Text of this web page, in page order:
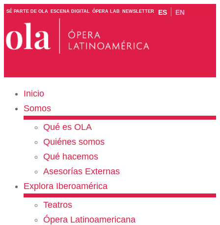
SÉ PARTE DE OLA ESCENA DIGITAL ÓPERA LAB NEWSLETTER ES EN
Inicio
Somos
Qué es OLA
Quiénes somos
Qué hacemos
Asesorías Externas
Explora Iberoamérica
Teatros
Ópera Latinoamericana